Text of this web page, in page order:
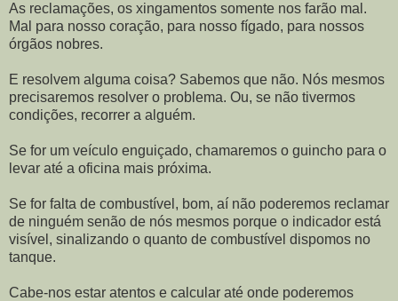
As reclamações, os xingamentos somente nos farão mal.
Mal para nosso coração, para nosso fígado, para nossos
órgãos nobres.
E resolvem alguma coisa? Sabemos que não. Nós mesmos
precisaremos resolver o problema. Ou, se não tivermos
condições, recorrer a alguém.
Se for um veículo enguiçado, chamaremos o guincho para o
levar até a oficina mais próxima.
Se for falta de combustível, bom, aí não poderemos reclamar
de ninguém senão de nós mesmos porque o indicador está
visível, sinalizando o quanto de combustível dispomos no
tanque.
Cabe-nos estar atentos e calcular até onde poderemos